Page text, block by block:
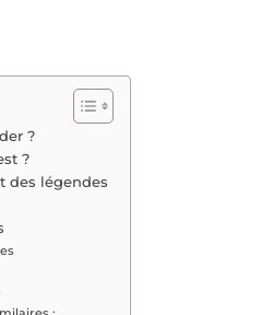
?
?
des légendes